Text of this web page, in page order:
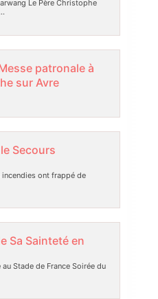
Le Père Christophe
patronale à
sur Avre
Secours
incendies ont frappé de
Sa Sainteté en
Stade de France Soirée du